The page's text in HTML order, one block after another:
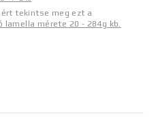
tekintse meg ezt a
lamella mérete 20 - 284g kb.